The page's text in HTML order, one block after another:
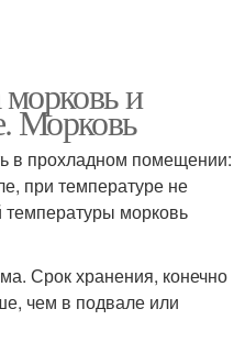
и
Морковь
в прохладном помещении:
при температуре не
морковь
Срок хранения, конечно
чем в подвале или